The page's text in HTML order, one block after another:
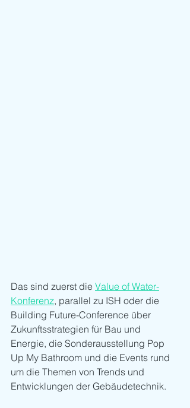
Das sind zuerst die Value of Water-
Konferenz, parallel zu ISH oder die
Building Future-Conference über
Zukunftsstrategien für Bau und
Energie, die Sonderausstellung Pop
Up My Bathroom und die Events rund
um die Themen von Trends und
Entwicklungen der Gebäudetechnik.